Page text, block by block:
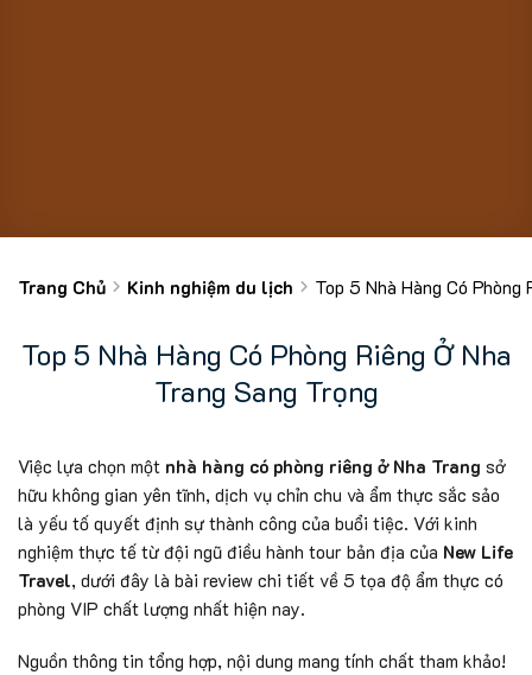
Trang Chủ Kinh nghiệm du lịch Top 5 Nhà Hàng Có Phòng
Top 5 Nhà Hàng Có Phòng Riêng Ở Nha
Trang Sang Trọng
Việc lựa chọn một nhà hàng có phòng riêng ở Nha Trang sở
hữu không gian yên tĩnh, dịch vụ chỉn chu và ẩm thực sắc sảo
là yếu tố quyết định sự thành công của buổi tiệc. Với kinh
nghiệm thực tế từ đội ngũ điều hành tour bản địa của New Life
Travel, dưới đây là bài review chi tiết về 5 tọa độ ẩm thực có
phòng VIP chất lượng nhất hiện nay.
Nguồn thông tin tổng hợp, nội dung mang tính chất tham khảo!